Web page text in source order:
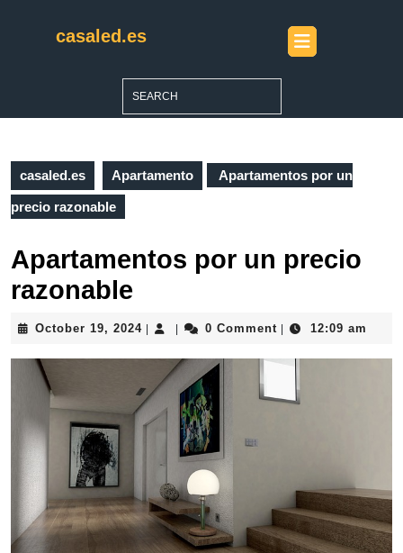
casaled.es
Open
Button
casaled.es Apartamento Apartamentos por un
precio razonable
Apartamentos por un precio
razonable
October 19, 2024October
2024
0 Comment 12:09 am